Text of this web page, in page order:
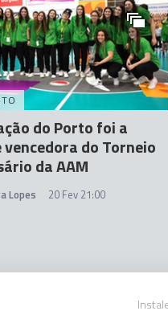
do Porto foi a
do Torneio
da AAM
Lopes 20 Fev 21:00